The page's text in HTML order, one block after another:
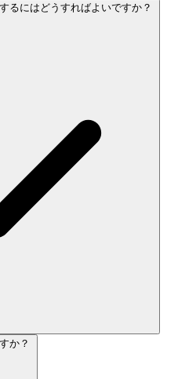
るにはどうすればよいですか？
か？